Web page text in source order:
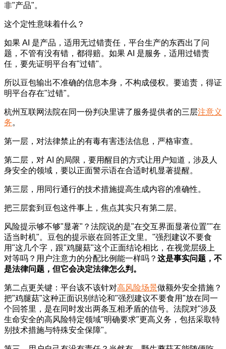
非"产品"。
这个定性意味着什么？
如果 AI 是产品，适用无过错责任，平台生产的东西出了问
题，不管有没有错，都得赔。如果 AI 是服务，适用过错责
任，要先证明平台有"过错"。
所以豆包输出不准确的信息本身，不构成侵权。要追责，得证
明平台存在"过错"。
杭州互联网法院在同一份判决里讲了服务提供者的三层注意义
务。
第一层，对法律禁止的有毒有害违法信息，严格审查。
第二层，对 AI 的局限，要用醒目的方式让用户知道，涉及人
身安全的领域，要以正面警示语在合适时机显著提醒。
第三层，用同行通行的技术措施提高生成内容的准确性。
把三层套到豆包这件事上，焦点其实只有第二层。
风险提示够不够"显著"？法院说的是"在交互界面显著位置""在
适当时机"。豆包的提示嵌在回答正文里。"强烈建议不要食
用"这几个字，跟"鸡腿菇"这个正面结论相比，在视觉层级上
对等吗？用户注意力的分配比例能一样吗？ 这是事实问题，不
是法律问题，但它会决定法律怎么判。
第二点更关键：平台该不该针对高风险场景做额外安全措施？
把"鸡腿菇"这种正面识别结论和"强烈建议不要食用"放在同一
个回答里，是在同时发出两条互相矛盾的信号。法院对"涉及
生命安全的高风险特定领域"明确要求"更高义务，包括采取特
别技术措施与特殊安全保障"。